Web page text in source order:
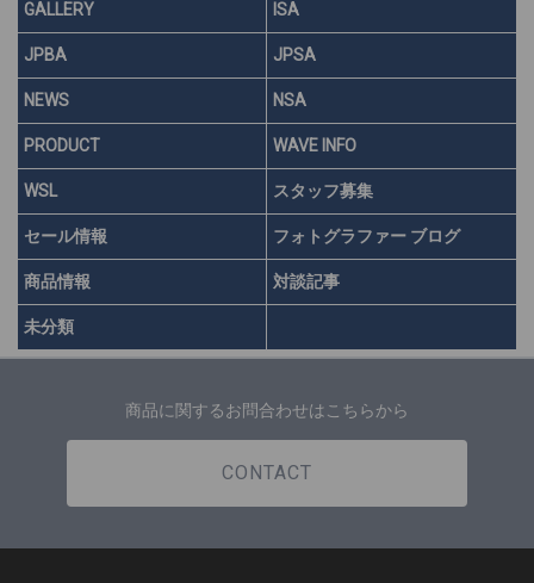
GALLERY ISA
JPBA JPSA
NEWS NSA
PRODUCT WAVE INFO
WSL スタッフ募集
セール情報 フォトグラファー ブログ
商品情報 対談記事
未分類
商品に関するお問合わせはこちらから
CONTACT